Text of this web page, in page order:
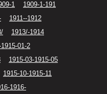
1
1909-1-191
1911--1912
1913/-1914
01-2
1915-03-1915-05
1915-10-1915-11
1916-